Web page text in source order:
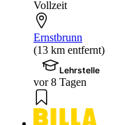
Vollzeit
Ernstbrunn
(13 km entfernt)
Lehrstelle
vor 8 Tagen